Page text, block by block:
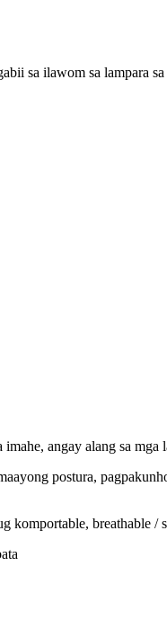
sa ilawom sa lampara sa
angay alang sa mga
postura,
breathable /